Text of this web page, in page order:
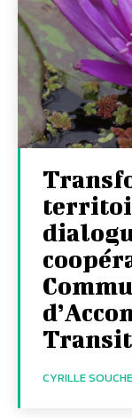
CYRILLE SOUCHE